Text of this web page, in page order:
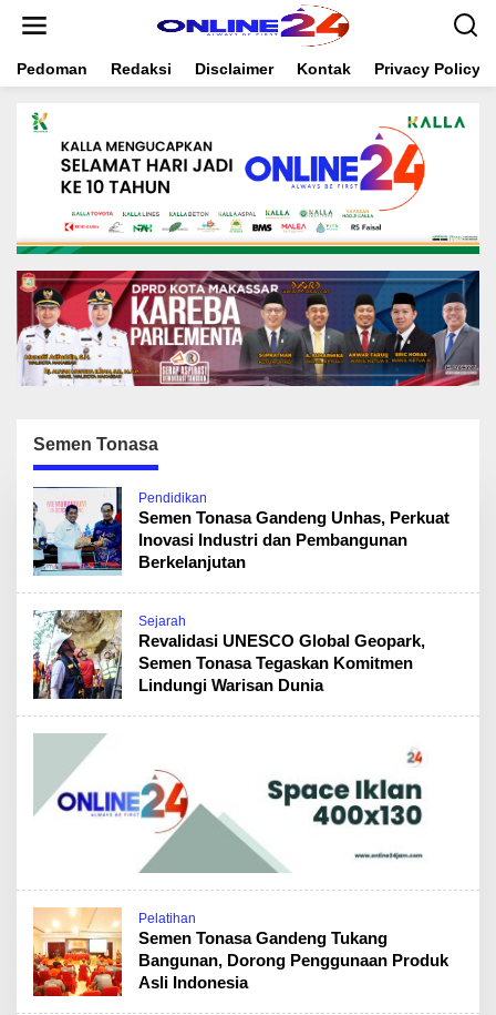
t
Pedoman Redaksi Disclaimer Kontak Privacy Policy
Semen Tonasa
Pendidikan
Semen Tonasa Gandeng Unhas, Perkuat
Inovasi Industri dan Pembangunan
Berkelanjutan
Sejarah
Revalidasi UNESCO Global Geopark,
Semen Tonasa Tegaskan Komitmen
Lindungi Warisan Dunia
Pelatihan
Semen Tonasa Gandeng Tukang
Bangunan, Dorong Penggunaan Produk
Asli Indonesia